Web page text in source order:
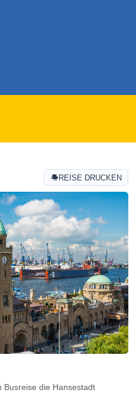
Busreise die Hansestadt
REISE DRUCKEN